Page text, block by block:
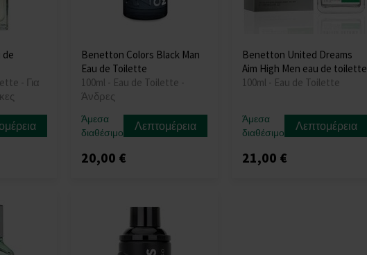
de
- Για
Benetton Colors Black Man
Eau de Toilette
100ml - Eau de Toilette -
Άνδρες
Άμεσα
διαθέσιμο
Λεπτομέρεια
20,00 €
Benetton United Dreams
Aim High Men eau de toilette
100ml - Eau de Toilette
Άμεσα
διαθέσιμο
Λεπτομέρεια
21,00 €